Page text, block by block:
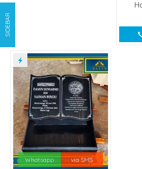
Whatsapp via SMS
SIDEBAR